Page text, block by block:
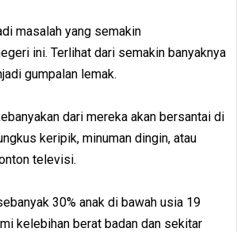
masalah yang semakin
ini. Terlihat dari semakin banyaknya
gumpalan lemak.
dari mereka akan bersantai di
keripik, minuman dingin, atau
televisi.
30% anak di bawah usia 19
kelebihan berat badan dan sekitar